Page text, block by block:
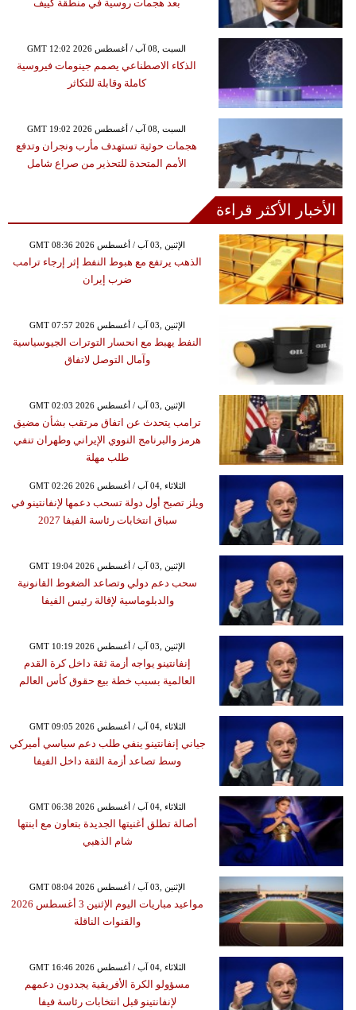
بعد هجمات روسية في منطقة كييف
GMT 12:02 2026 السبت ,08 آب / أغسطس
الذكاء الاصطناعي يصمم جينومات فيروسية
كاملة وقابلة للتكاثر
GMT 19:02 2026 السبت ,08 آب / أغسطس
هجمات حوثية تستهدف مأرب ونجران وتدفع
الأمم المتحدة للتحذير من صراع شامل
الأخبار الأكثر قراءة
GMT 08:36 2026 الإثنين ,03 آب / أغسطس
الذهب يرتفع مع هبوط النفط إثر إرجاء ترامب
ضرب إيران
GMT 07:57 2026 الإثنين ,03 آب / أغسطس
النفط يهبط مع انحسار التوترات الجيوسياسية
وآمال التوصل لاتفاق
GMT 02:03 2026 الإثنين ,03 آب / أغسطس
ترامب يتحدث عن اتفاق مرتقب بشأن مضيق
هرمز والبرنامج النووي الإيراني وطهران تنفي
طلب مهلة
GMT 02:26 2026 الثلاثاء ,04 آب / أغسطس
ويلز تصبح أول دولة تسحب دعمها لإنفانتينو في
سباق انتخابات رئاسة الفيفا 2027
GMT 19:04 2026 الإثنين ,03 آب / أغسطس
سحب دعم دولي وتصاعد الضغوط القانونية
والدبلوماسية لإقالة رئيس الفيفا
GMT 10:19 2026 الإثنين ,03 آب / أغسطس
إنفانتينو يواجه أزمة ثقة داخل كرة القدم
العالمية بسبب خطة بيع حقوق كأس العالم
GMT 09:05 2026 الثلاثاء ,04 آب / أغسطس
جياني إنفانتينو ينفي طلب دعم سياسي أميركي
وسط تصاعد أزمة الثقة داخل الفيفا
GMT 06:38 2026 الثلاثاء ,04 آب / أغسطس
أصالة تطلق أغنيتها الجديدة بتعاون مع ابنتها
شام الذهبي
GMT 08:04 2026 الإثنين ,03 آب / أغسطس
مواعيد مباريات اليوم الإثنين 3 أغسطس 2026
والقنوات الناقلة
GMT 16:46 2026 الثلاثاء ,04 آب / أغسطس
مسؤولو الكرة الأفريقية يجددون دعمهم
لإنفانتينو قبل انتخابات رئاسة فيفا